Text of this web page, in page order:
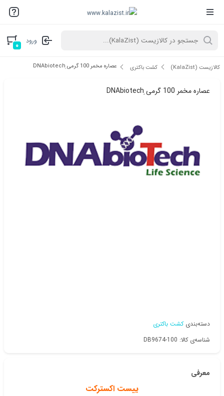
ورود ۰
کالازیست (KalaZist) کشت باکتری عصاره مخمر 100 گرمی ِDNAbiotech
عصاره مخمر 100 گرمی ِDNAbiotech
دسته‌بندی کشت باکتری
شناسه‌ی کالا: DB9674-100
معرفی
ییست اکسترکت